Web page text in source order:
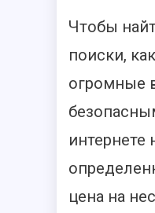
Чтобы
поиски,
огромные
цена на